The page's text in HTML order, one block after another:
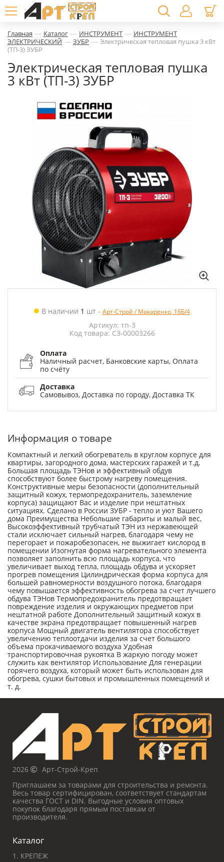
Главная — Каталог — ИНСТРУМЕНТ — ИНСТРУМЕНТ
ЭЛЕКТРИЧЕСКИЙ — ЗУБР — Электрическая тепловая пушка 3 кВт
(ТП-3) ЗУБР
Электрическая тепловая пушка
3 кВт (ТП-3) ЗУБР
В наличии 1 шт - Арт-Строй / Макаренко, 16Б/4
Артикул: тп-3
Код товара: СЗ-00003266
Оплата
Наличный расчет, Банковские карты, Оплата
по счёту
Доставка
Самовывоз, Доставка по городу, Доставка ТК
Информация о товаре
Компактный и легкий обогреватель в круглом корпусе для
квартиры, загородного дома, мастерских гаражей и т.д.
Большая площадь ТЭНов и эффективный обдув
способствуют более быстрому нагреву помещения.
Конструктивные меры безопасности (дополнительный
защитный кожух, термопредохранитель, заземление
корпуса) защищают Вас и изделие при нештатных
ситуациях. Сделано в России ЗУБР - тепло и уют Вашего
дома Преимущества Небольшие габариты и малый вес,
Высокоэффективный трубчатый ТЭН из нержавеющей
стали исключает сильный нагрев, благодаря чему не
перегорает и пожаробезопасен, не выжигает кислород в
помещении Изогнутая форма нагревательного элемента
позволяет заполнить всю площадь корпуса, что
увеличивает выход тепла, площадь обдува и ускоряет
прогрев помещения Цилиндрическая форма корпуса для
большей равномерности воздушного потока, благодаря
чему повышается эффективность обогрева за счет лучшего
обдува ТЭНов Термопредохранитель предотвращает
повреждение изделия и окружающих предметов при
нештатной работе Дополнительный защитный кожух в
качестве экрана предотвращает повышенный нагрев
корпуса Мощный двигатель вентилятора способствует
увеличению теплоотдачи изделия за счет большого
объема прокачиваемого воздуха Удобная
транспортировочная рукоятка В жаркую погоду может
служить как вентилятор Использование Для генерации
горячего воздуха, который может быть использован для
обогрева, сушки бытовых и промышленных помещений и
т. д.
2026
Арт-Строй-Креп
Приглашаем за товарами для строительства и ремонта.
Весь товар сертифицирован, соответствует стандартам
качества ГОСТ и DIN. Выгодные условия оптовых
покупок благодаря прямым поставкам от
производителя.
Каталог
1. КРЕПЕЖ